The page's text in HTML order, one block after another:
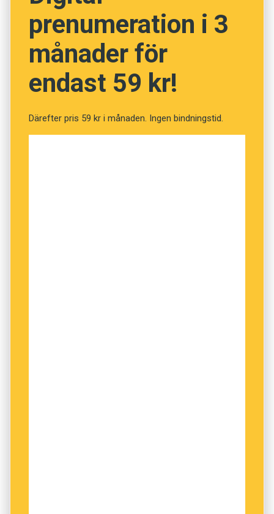
NÄSTA FRÅGA
prenumeration i 3
månader för
endast 59 kr!
Därefter pris 59 kr i månaden. Ingen bindningstid.